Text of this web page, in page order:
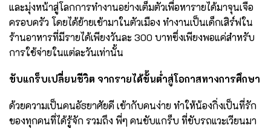
และมุ่งหน้าสู่โลกการทำงานอย่างเต็มตัวเพื่อหารายได้มาจุนเจือ
ครอบครัว โดยได้ย้ายเข้ามาในตัวเมือง ทำงานเป็นเด็กเสิร์ฟใน
ร้านอาหารที่มีรายได้เพียงวันละ 300 บาทซึ่งเพียงพอแค่สำหรับ
การใช้จ่ายในแต่ละวันเท่านั้น
ขับแกร็บเปลี่ยนชีวิต จากรายได้ขั้นต่ำสู่โอกาสทางการศึกษา
ด้วยความเป็นคนอัธยาศัยดี เข้ากับคนง่าย ทำให้น้องกิ่งเป็นที่รัก
ของทุกคนที่ได้รู้จัก รวมถึง พี่ๆ คนขับแกร็บ ที่ขับรถแวะเวียนมา